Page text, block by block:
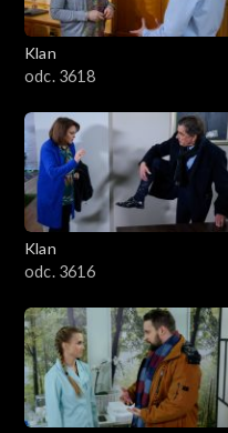
Klan
odc. 3618
Klan
odc. 3616